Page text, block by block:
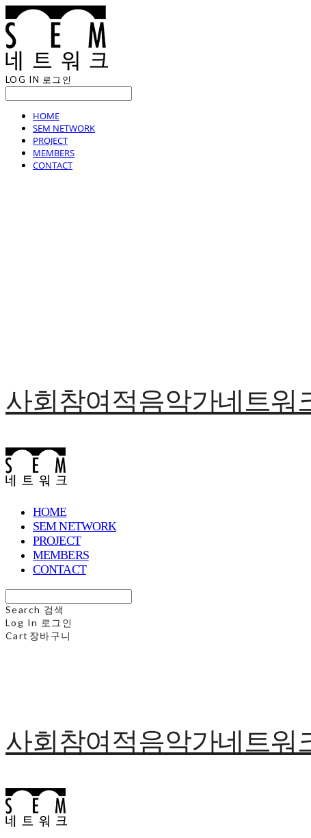
LOG IN 로그인
HOME
SEM NETWORK
PROJECT
MEMBERS
CONTACT
사회참여적음악가네트워
HOME
SEM NETWORK
PROJECT
MEMBERS
CONTACT
Search 검색
Log In 로그인
Cart 장바구니
사회참여적음악가네트워